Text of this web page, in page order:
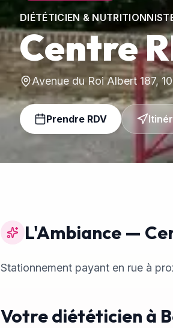
DIÉTÉTICIEN &
Centre
Avenue du Roi Albert 187,
Prendre RDV
L'Ambiance —
Stationnement payant en rue à
Votre diététicien à